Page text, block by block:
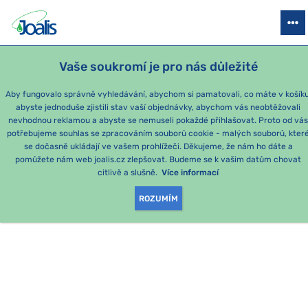
Vaše soukromí je pro nás důležité
Aby fungovalo správně vyhledávání, abychom si pamatovali, co máte v
abyste jednoduše zjistili stav vaší objednávky, abychom vás neobtěžovali
nevhodnou reklamou a abyste se nemuseli pokaždé přihlašovat. Proto od vás
potřebujeme souhlas se zpracováním souborů cookie - malých souborů,
se dočasně ukládají ve vašem prohlížeči. Děkujeme, že nám ho dáte a
pomůžete nám web joalis.cz zlepšovat. Budeme se k vašim datům chovat
citlivě a slušně. Více informací
ROZUMÍM
PRODUKTY PODLE OBTÍŽÍ SEZÓNNÍ BALÍČKY PRO DĚTI
e-shop Joalis
OMLOUVÁME SE, ALE
TATO STRÁNKA
NEEXISTUJE.